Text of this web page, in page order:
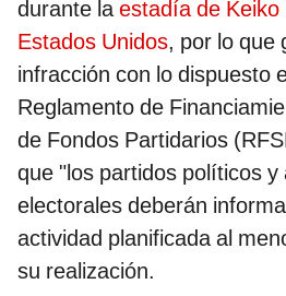
durante laestadía de Keiko
Estados Unidos, por lo que
infracción con lo dispuesto
Reglamento de
de Fondos Partidarios
que "los partidos políticos y
electorales deberán
actividad planificada al
su realización.